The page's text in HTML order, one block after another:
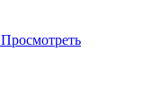
Просмотреть